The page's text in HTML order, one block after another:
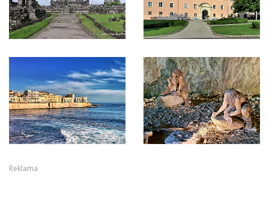
Reklama